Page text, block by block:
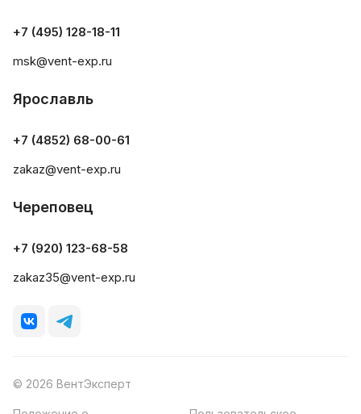
+7 (495) 128-18-11
msk@vent-exp.ru
Ярославль
+7 (4852) 68-00-61
zakaz@vent-exp.ru
Череповец
+7 (920) 123-68-58
zakaz35@vent-exp.ru
© 2026 ВентЭксперт